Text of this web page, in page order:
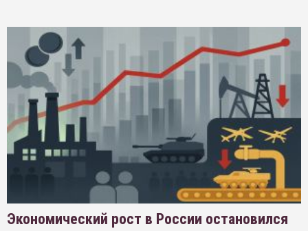
Экономический рост в России остановился